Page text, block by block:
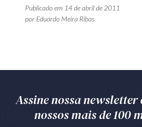
Zênite in Company
Diferenciais
Av. Sete de Setembro,
Batel Curitiba/PR CEP
Publicado em 14 de abril de 2011
por Eduardo Meira Ribas
Assine nossa newsletter
nossos mais de 100